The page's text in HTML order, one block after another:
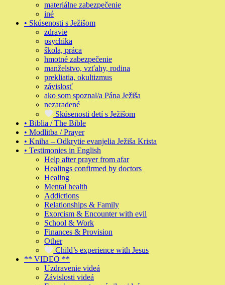
materiálne zabezpečenie
iné
• Skúsenosti s Ježišom
zdravie
psychika
škola, práca
hmotné zabezpečenie
manželstvo, vzťahy, rodina
prekliatia, okultizmus
závislosť
ako som spoznal/a Pána Ježiša
nezaradené
Skúsenosti detí s Ježišom
• Biblia / The Bible
• Modlitba / Prayer
• Kniha – Odkrytie evanjelia Ježiša Krista
• Testimonies in English
Help after prayer from afar
Healings confirmed by doctors
Healing
Mental health
Addictions
Relationships & Family
Exorcism & Encounter with evil
School & Work
Finances & Provision
Other
Child’s experience with Jesus
** VIDEO **
Uzdravenie videá
Závislosti videá